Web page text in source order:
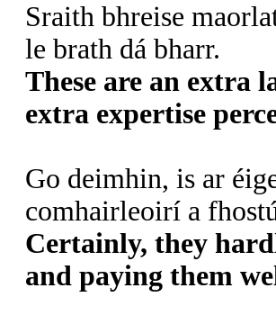
Sraith bhreise
le brath dá bharr.
These are an extra
extra expertise
Go deimhin, is ar
comhairleoirí a
Certainly, they
and paying them